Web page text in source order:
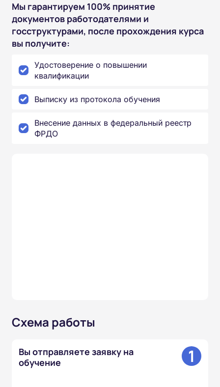
Мы гарантируем 100% принятие
документов работодателями и
госструктурами, после прохождения курса
вы получите:
Удостоверение о повышении
квалификации
Выписку из протокола обучения
Внесение данных в федеральный реестр
ФРДО
Схема работы
Вы отправляете заявку на
обучение
1